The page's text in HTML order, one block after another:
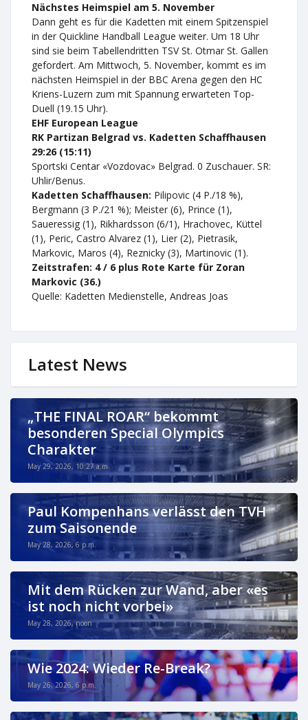
Nächstes Heimspiel am 5. November
Dann geht es für die Kadetten mit einem Spitzenspiel
in der Quickline Handball League weiter. Um 18 Uhr
sind sie beim Tabellendritten TSV St. Otmar St. Gallen
gefordert. Am Mittwoch, 5. November, kommt es im
nächsten Heimspiel in der BBC Arena gegen den HC
Kriens-Luzern zum mit Spannung erwarteten Top-
Duell (19.15 Uhr).
EHF European League
RK Partizan Belgrad vs. Kadetten Schaffhausen
29:26 (15:11)
Sportski Centar «Vozdovac» Belgrad. 0 Zuschauer. SR:
Uhlir/Benus.
Kadetten Schaffhausen: Pilipovic (4 P./18 %),
Bergmann (3 P./21 %); Meister (6), Prince (1),
Saueressig (1), Rikhardsson (6/1), Hrachovec, Küttel
(1), Peric, Castro Alvarez (1), Lier (2), Pietrasik,
Markovic, Maros (4), Reznicky (3), Martinovic (1).
Zeitstrafen: 4/ 6 plus Rote Karte für Zoran
Markovic (36.)
Quelle: Kadetten Medienstelle, Andreas Joas
Latest News
„THE FINAL ROAR“ bekommt
besonderen Special Olympics
Charakter
May 29, 2026, 10:27 a.m.
Paul Kompenhans verlässt den TVH
zum Saisonende
May 28, 2026, 6 p.m.
Mit dem Rücken zur Wand, aber «es
ist noch nicht vorbei»
May 28, 2026, noon
Wie 2024: Wieder Re-Break?
May 26, 2026, 6 p.m.